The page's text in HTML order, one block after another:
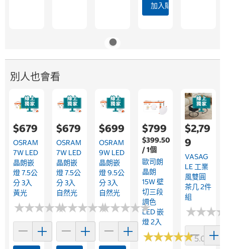
加入購物車
別人也會看
$679
OSRAM
7W LED
晶朗嵌
燈 7.5公
分 3入
黃光
★★★★★
★★★★★
$679
OSRAM
7W LED
晶朗嵌
燈 7.5公
分 3入
自然光
★★★★★
★★★★★
$699
OSRAM
9W LED
晶朗嵌
燈 9.5公
分 3入
自然光
★★★★★
★★★★★
$799
$399.50
/ 1個
歐司朗
晶朗
15W 壁
切三段
調色
LED 嵌
燈 2入
★★★★★
★★★★★5.0 (4)
$2,79
9
VASAG
LE 工業
風雙圓
茶几 2件
組
★★★
★★★